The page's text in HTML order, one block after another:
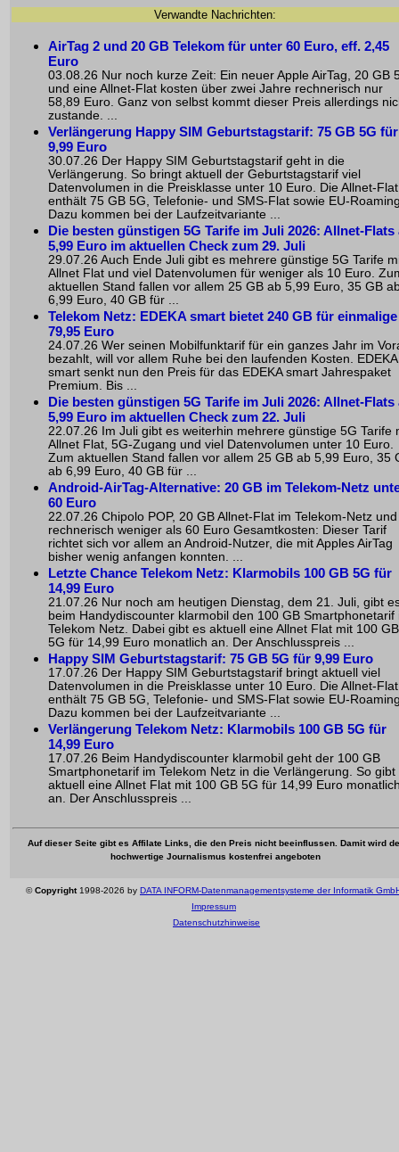
Verwandte Nachrichten:
AirTag 2 und 20 GB Telekom für unter 60 Euro, eff. 2,45
Euro
03.08.26 Nur noch kurze Zeit: Ein neuer Apple AirTag, 20 GB
und eine Allnet-Flat kosten über zwei Jahre rechnerisch nur
58,89 Euro. Ganz von selbst kommt dieser Preis allerdings
zustande. ...
Verlängerung Happy SIM Geburtstagstarif: 75 GB 5G für
9,99 Euro
30.07.26 Der Happy SIM Geburtstagstarif geht in die
Verlängerung. So bringt aktuell der Geburtstagstarif viel
Datenvolumen in die Preisklasse unter 10 Euro. Die Allnet-Flat
enthält 75 GB 5G, Telefonie- und SMS-Flat sowie EU-
Dazu kommen bei der Laufzeitvariante ...
Die besten günstigen 5G Tarife im Juli 2026: Allnet-Flats
5,99 Euro im aktuellen Check zum 29. Juli
29.07.26 Auch Ende Juli gibt es mehrere günstige 5G Tarife
Allnet Flat und viel Datenvolumen für weniger als 10 Euro.
aktuellen Stand fallen vor allem 25 GB ab 5,99 Euro, 35 GB
6,99 Euro, 40 GB für ...
Telekom Netz: EDEKA smart bietet 240 GB für einmalige
79,95 Euro
24.07.26 Wer seinen Mobilfunktarif für ein ganzes Jahr im
bezahlt, will vor allem Ruhe bei den laufenden Kosten. EDEKA
smart senkt nun den Preis für das EDEKA smart Jahrespaket
Premium. Bis ...
Die besten günstigen 5G Tarife im Juli 2026: Allnet-Flats
5,99 Euro im aktuellen Check zum 22. Juli
22.07.26 Im Juli gibt es weiterhin mehrere günstige 5G Tarife
Allnet Flat, 5G-Zugang und viel Datenvolumen unter 10 Euro.
Zum aktuellen Stand fallen vor allem 25 GB ab 5,99 Euro, 35
ab 6,99 Euro, 40 GB für ...
Android-AirTag-Alternative: 20 GB im Telekom-Netz
60 Euro
22.07.26 Chipolo POP, 20 GB Allnet-Flat im Telekom-Netz und
rechnerisch weniger als 60 Euro Gesamtkosten: Dieser Tarif
richtet sich vor allem an Android-Nutzer, die mit Apples AirTag
bisher wenig anfangen konnten. ...
Letzte Chance Telekom Netz: Klarmobils 100 GB 5G für
14,99 Euro
21.07.26 Nur noch am heutigen Dienstag, dem 21. Juli, gibt
beim Handydiscounter klarmobil den 100 GB Smartphonetarif
Telekom Netz. Dabei gibt es aktuell eine Allnet Flat mit 100 GB
5G für 14,99 Euro monatlich an. Der Anschlusspreis ...
Happy SIM Geburtstagstarif: 75 GB 5G für 9,99 Euro
17.07.26 Der Happy SIM Geburtstagstarif bringt aktuell viel
Datenvolumen in die Preisklasse unter 10 Euro. Die Allnet-Flat
enthält 75 GB 5G, Telefonie- und SMS-Flat sowie EU-
Dazu kommen bei der Laufzeitvariante ...
Verlängerung Telekom Netz: Klarmobils 100 GB 5G für
14,99 Euro
17.07.26 Beim Handydiscounter klarmobil geht der 100 GB
Smartphonetarif im Telekom Netz in die Verlängerung. So gibt
aktuell eine Allnet Flat mit 100 GB 5G für 14,99 Euro
an. Der Anschlusspreis ...
Auf dieser Seite gibt es Affilate Links, die den Preis nicht beeinflussen. Damit wird
hochwertige Journalismus kostenfrei angeboten
©Copyright1998-2026 by DATA INFORM-Datenmanagementsysteme der Informatik
Impressum
Datenschutzhinweise